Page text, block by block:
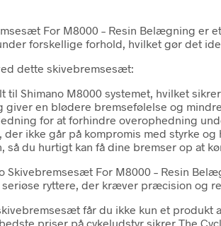
For M8000 – Resin Belægning
forskellige forhold, hvilket gør det
dette skivebremsesæt:
til Shimano M8000 systemet, hvilket
giver en blødere bremsefølelse og
for at forhindre overophedning
ikke går på kompromis med styrke og
så du hurtigt kan få dine bremser op at
Skivebremsesæt For M8000 – Resin
ryttere, der kræver præcision og
får du ikke kun et produkt
priser på cykeludstyr sikrer The